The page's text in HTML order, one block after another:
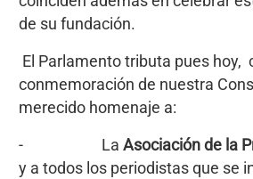
de su fundación.
El Parlamento tributa pues hoy,
conmemoración de nuestra
merecido homenaje a:
- La Asociación de la
y a todos los periodistas que se